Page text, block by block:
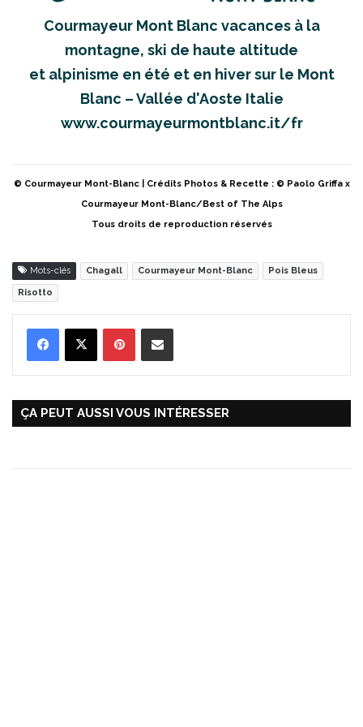
Courmayeur Mont Blanc vacances à la
montagne, ski de haute altitude
et alpinisme en été et en hiver sur le Mont
Blanc – Vallée d'Aoste Italie
www.courmayeurmontblanc.it/fr
© Courmayeur Mont-Blanc | Crédits Photos & Recette : © Paolo Griffa x
Courmayeur Mont-Blanc/Best of The Alps
Tous droits de reproduction réservés
Mots-clés Chagall Courmayeur Mont-Blanc Pois Bleus
Risotto
ÇA PEUT AUSSI VOUS INTÉRESSER